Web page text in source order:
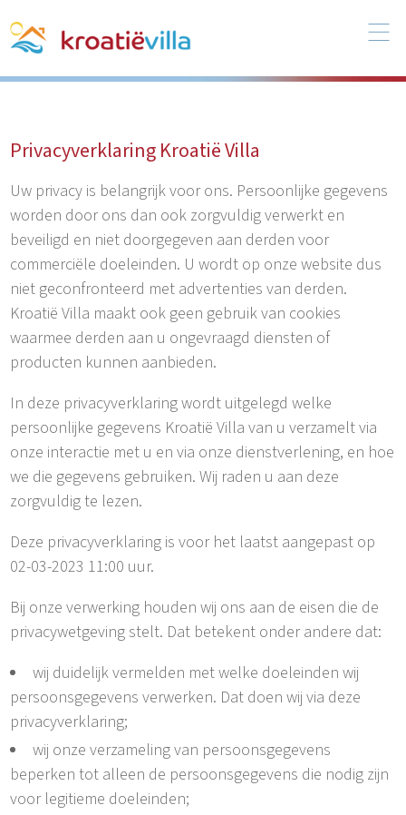
Privacyverklaring Kroatië Villa
Uw privacy is belangrijk voor ons. Persoonlijke gegevens
worden door ons dan ook zorgvuldig verwerkt en
beveiligd en niet doorgegeven aan derden voor
commerciële doeleinden. U wordt op onze website dus
niet geconfronteerd met advertenties van derden.
Kroatië Villa maakt ook geen gebruik van cookies
waarmee derden aan u ongevraagd diensten of
producten kunnen aanbieden.
In deze privacyverklaring wordt uitgelegd welke
persoonlijke gegevens Kroatië Villa van u verzamelt via
onze interactie met u en via onze dienstverlening, en hoe
we die gegevens gebruiken. Wij raden u aan deze
zorgvuldig te lezen.
Deze privacyverklaring is voor het laatst aangepast op
02-03-2023 11:00 uur.
Bij onze verwerking houden wij ons aan de eisen die de
privacywetgeving stelt. Dat betekent onder andere dat:
wij duidelijk vermelden met welke doeleinden wij
persoonsgegevens verwerken. Dat doen wij via deze
privacyverklaring;
wij onze verzameling van persoonsgegevens
beperken tot alleen de persoonsgegevens die nodig zijn
voor legitieme doeleinden;